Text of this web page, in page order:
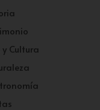
Cultura